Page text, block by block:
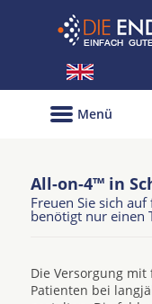
Menü
All-on-4™ in
Freuen Sie sich
benötigt nur einen
Die Versorgung
Patienten bei